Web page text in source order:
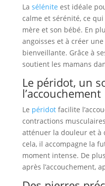
La sélénite est idéale
calme et sérénité, ce
mère et son bébé. En
angoisses et à créer
bienveillante. Grâce à
soutient les mamans
Le péridot, un
l’accouchement
Le péridotfacilite
contractions
atténuer la douleur et à
cela, il accompagne la
moment intense. De
après l’accouchement,